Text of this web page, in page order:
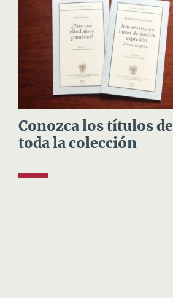
Conozca los títulos de
toda la colección